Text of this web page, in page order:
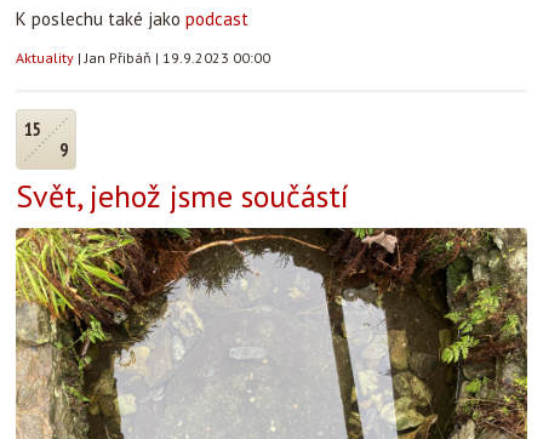
K poslechu také jako podcast
Aktuality |Jan Přibáň | 19.9.2023 00:00
15
9
Svět, jehož jsme součástí